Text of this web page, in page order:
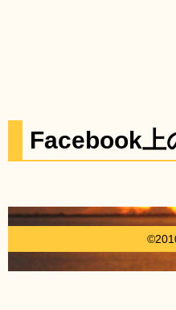
Facebook上